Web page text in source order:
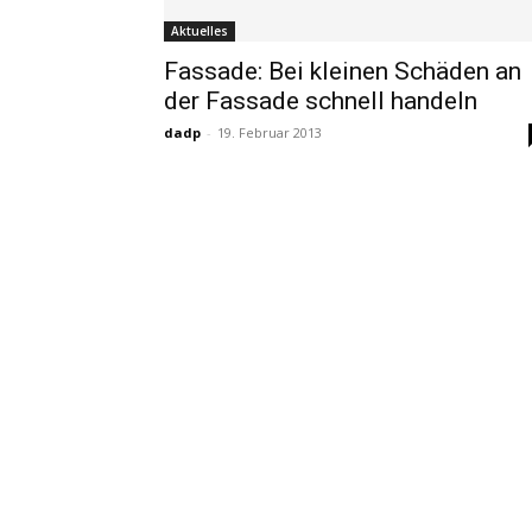
Aktuelles
Fassade: Bei kleinen Schäden an
der Fassade schnell handeln
dadp - 19. Februar 2013